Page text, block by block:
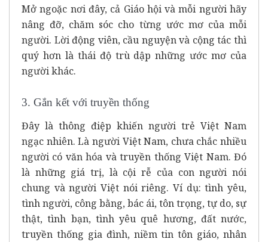
Mở ngoặc nơi đây, cả Giáo hội và mỗi người hãy
nâng đỡ, chăm sóc cho từng ước mơ của mỗi
người. Lời động viên, cầu nguyện và cộng tác thì
quý hơn là thái độ trù dập những ước mơ của
người khác.
3. Gắn kết với truyền thống
Đây là thông điệp khiến người trẻ Việt Nam
ngạc nhiên. Là người Việt Nam, chưa chắc nhiều
người có văn hóa và truyền thống Việt Nam. Đó
là những giá trị, là cội rễ của con người nói
chung và người Việt nói riêng. Ví dụ: tình yêu,
tình người, công bằng, bác ái, tôn trọng, tự do, sự
thật, tình bạn, tình yêu quê hương, đất nước,
truyền thống gia đình, niềm tin tôn giáo, nhân